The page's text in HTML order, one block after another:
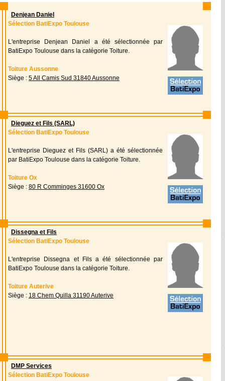
Denjean Daniel
Sélection BatiExpo Toulouse
L'entreprise Denjean Daniel a été sélectionnée par
BatiExpo Toulouse dans la catégorie Toiture.
Toiture Aussonne
Siège : 5 All Camis Sud 31840 Aussonne
Dieguez et Fils (SARL)
Sélection BatiExpo Toulouse
L'entreprise Dieguez et Fils (SARL) a été sélectionnée
par BatiExpo Toulouse dans la catégorie Toiture.
Toiture Ox
Siège : 80 R Comminges 31600 Ox
Dissegna et Fils
Sélection BatiExpo Toulouse
L'entreprise Dissegna et Fils a été sélectionnée par
BatiExpo Toulouse dans la catégorie Toiture.
Toiture Auterive
Siège : 18 Chem Quilla 31190 Auterive
DMP Services
Sélection BatiExpo Toulouse